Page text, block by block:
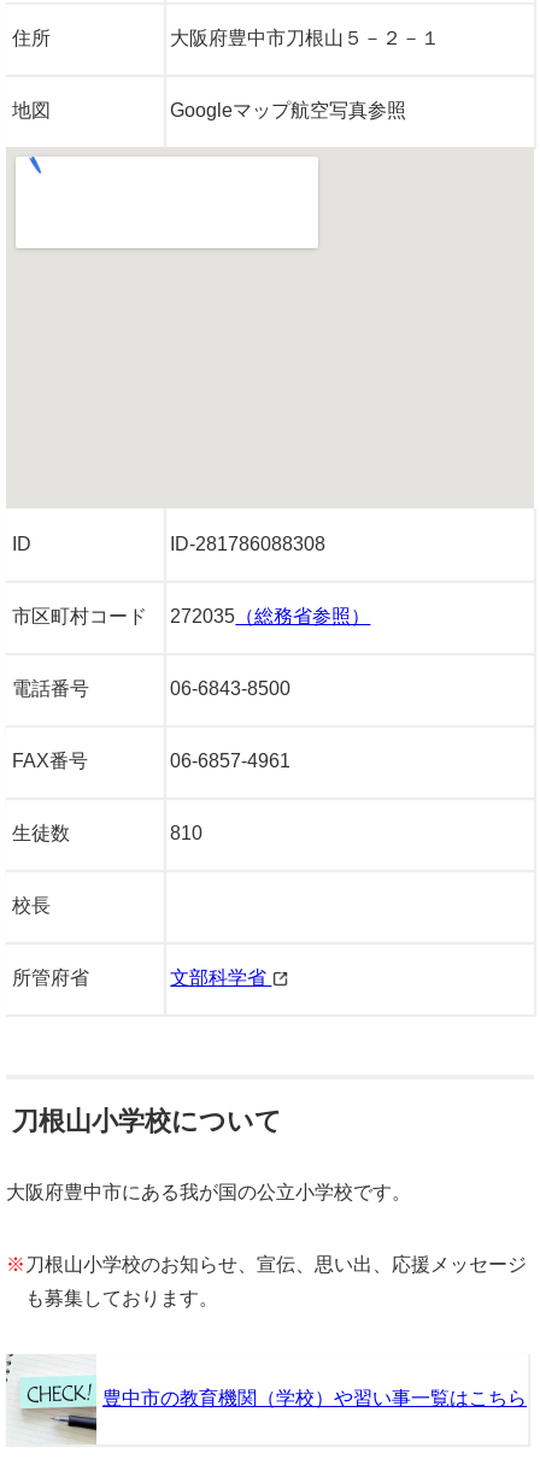
住所 大阪府豊中市刀根山５－２－１
地図 Googleマップ航空写真参照
ID ID-281786088308
市区町村コード 272035 （総務省参照）
電話番号 06-6843-8500
FAX番号 06-6857-4961
生徒数 810
校長
所管府省 文部科学省
刀根山小学校について
大阪府豊中市にある我が国の公立小学校です。
※ 刀根山小学校のお知らせ、宣伝、思い出、応援メッセージ
も募集しております。
豊中市の教育機関（学校）や習い事一覧はこちら